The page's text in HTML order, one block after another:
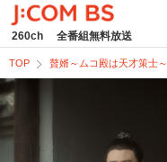
260ch 全番組無料放送
TOP 贅婿～ムコ殿は天才策士～